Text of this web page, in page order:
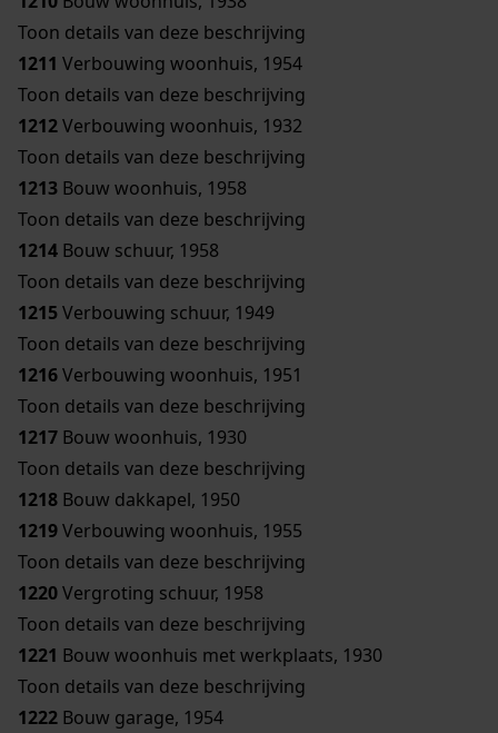
Toon details van deze beschrijving
1211 Verbouwing woonhuis, 1954
Toon details van deze beschrijving
1212Verbouwing woonhuis, 1932
Toon details van deze beschrijving
1213 Bouw woonhuis, 1958
Toon details van deze beschrijving
1214 Bouw schuur, 1958
Toon details van deze beschrijving
1215Verbouwing schuur, 1949
Toon details van deze beschrijving
1216Verbouwing woonhuis, 1951
Toon details van deze beschrijving
1217 Bouw woonhuis, 1930
Toon details van deze beschrijving
1218 Bouw dakkapel, 1950
1219Verbouwing woonhuis, 1955
Toon details van deze beschrijving
1220Vergroting schuur, 1958
Toon details van deze beschrijving
1221 Bouw woonhuis met werkplaats, 1930
Toon details van deze beschrijving
1222 Bouw garage, 1954